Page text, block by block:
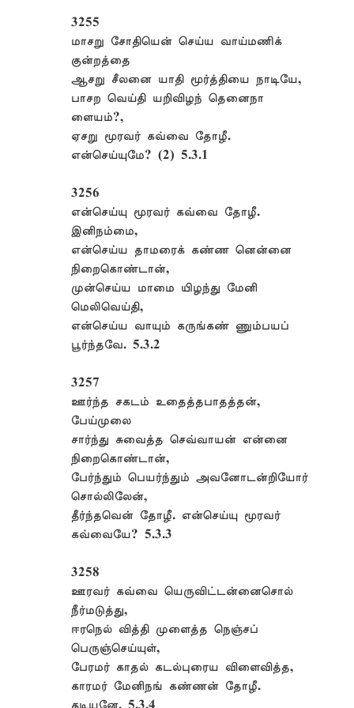
3255
மாசறு சோதியென் செய்ய வாய்மணிக்
குன்றத்தை
ஆசறு சீலனை யாதி மூர்த்தியை நாடியே,
பாசற வெய்தி யறிவிழந் தெனைநா
ளையம்?,
ஏசறு மூரவர் கவ்வை தோழீ.
என்செய்யுமே? (2) 5.3.1
3256
என்செய்யு மூரவர் கவ்வை தோழீ.
இனிநம்மை,
என்செய்ய தாமரைக் கண்ண னென்னை
நிறைகொண்டான்,
முன்செய்ய மாமை யிழந்து மேனி
மெலிவெய்தி,
என்செய்ய வாயும் கருங்கண் ணும்பயப்
பூர்ந்தவே. 5.3.2
3257
ஊர்ந்த சகடம் உதைத்தபாதத்தன்,
பேய்முலை
சார்ந்து சுவைத்த செவ்வாயன் என்னை
நிறைகொண்டான்,
பேர்ந்தும் பெயர்ந்தும் அவனோடன்றியோர்
சொல்லிலேன்,
தீர்ந்தவென் தோழீ. என்செய்யு மூரவர்
கவ்வையே? 5.3.3
3258
ஊரவர் கவ்வை யெருவிட்டன்னைசொல்
நீர்மடுத்து,
ஈரநெல் வித்தி முளைத்த நெஞ்சப்
பெருஞ்செய்யுள்,
பேரமர் காதல் கடல்புரைய விளைவித்த,
காரமர் மேனிநங் கண்ணன் தோழீ.